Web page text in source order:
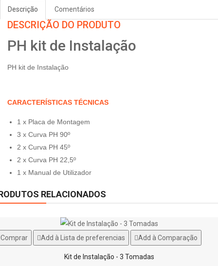
Descrição Comentários
DESCRIÇÃO DO PRODUTO
PH kit de Instalação
PH kit de Instalação
CARACTERÍSTICAS TÉCNICAS
1 x Placa de Montagem
3 x Curva PH 90º
2 x Curva PH 45º
2 x Curva PH 22,5º
1 x Manual de Utilizador
RELACIONADOS
Comprar Add à Lista de preferencias Add à Comparação
Kit de Instalação - 3 Tomadas